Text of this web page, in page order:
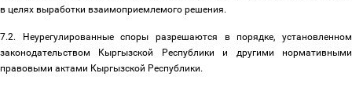
в целях выработки взаимоприемлемого решения.
7.2. Неурегулированные споры разрешаются в порядке, установленном
законодательством Кыргызской Республики и другими нормативными
правовыми актами Кыргызской Республики.